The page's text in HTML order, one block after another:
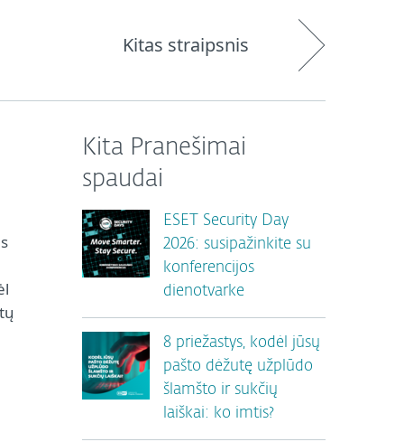
Kitas straipsnis
Kita Pranešimai
spaudai
ESET Security Day
2026: susipažinkite su
konferencijos
dienotvarke
8 priežastys, kodėl jūsų
pašto dėžutę užplūdo
šlamšto ir sukčių
laiškai: ko imtis?